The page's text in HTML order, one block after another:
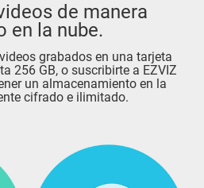
de manera
en la nube.
grabados en una tarjeta
256 GB, o suscribirte a EZVIZ
un almacenamiento en la
cifrado e ilimitado.